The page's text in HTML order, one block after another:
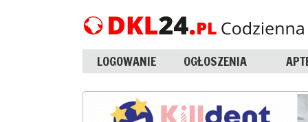
LOGOWANIE OGŁOSZENIA